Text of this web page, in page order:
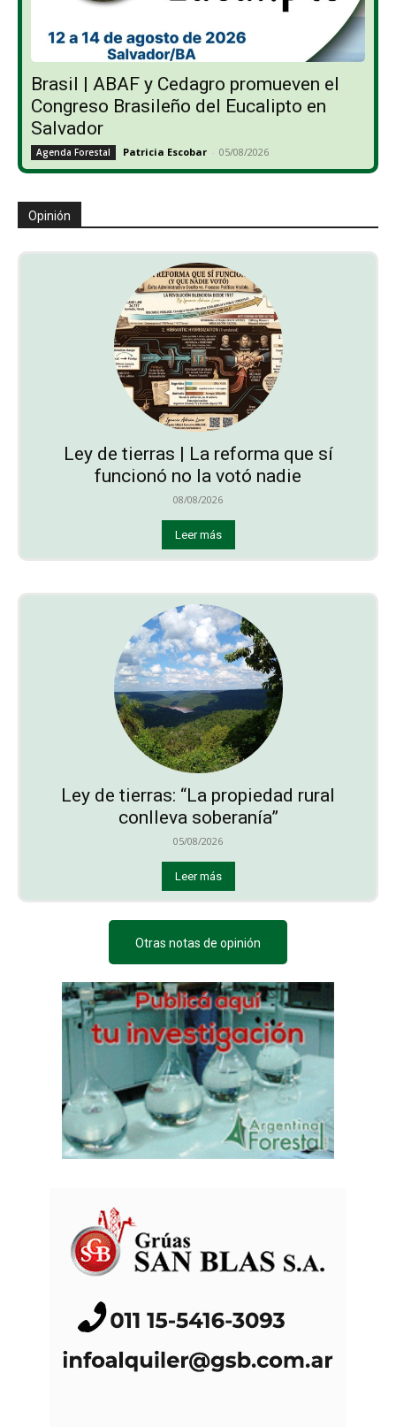
Brasil | ABAF y Cedagro promueven el
Congreso Brasileño del Eucalipto en
Salvador
Agenda Forestal Patricia Escobar - 05/08/2026
Opinión
Ley de tierras | La reforma que sí
funcionó no la votó nadie
08/08/2026
Leer más
Ley de tierras: “La propiedad rural
conlleva soberanía”
05/08/2026
Leer más
Otras notas de opinión